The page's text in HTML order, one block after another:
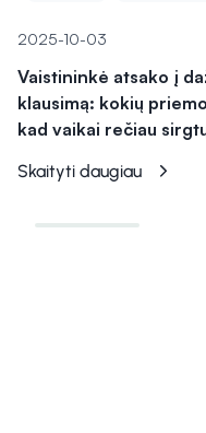
2025-10-03
Vaistininkė atsako į
klausimą: kokių
kad vaikai rečiau
Skaityti daugiau